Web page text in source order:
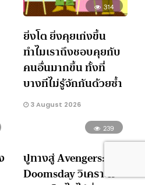
314
ยิ่งโต ยิ่งคุยเก่งขึ้น
ทำไมเราถึงชอบคุยกับ
คนอื่นมากขึ้น ทั้งที่
บางทีไม่รู้จักกันด้วยซ้ำ
3 August 2026
239
ปูทางสู่ Avengers:
Doomsday วิเคราะห์